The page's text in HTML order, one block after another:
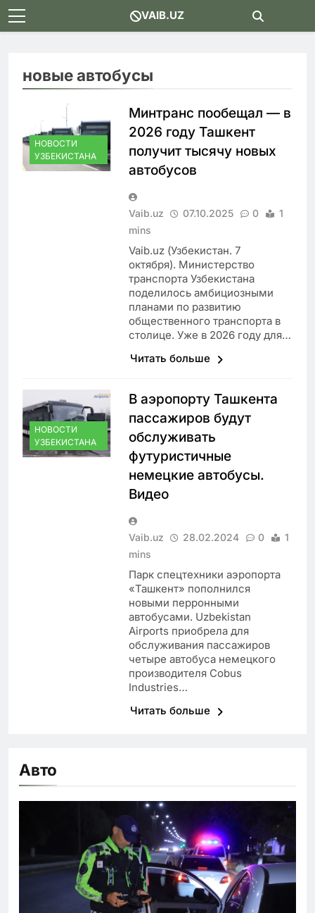
Skip
to
VAIB.UZ
новые автобусы
НОВОСТИ
УЗБЕКИСТАНА
Минтранс пообещал — в
2026 году Ташкент
получит тысячу новых
автобусов
Vaib.uz 07.10.2025 0
1
mins
Vaib.uz (Узбекистан. 7
октября). Министерство
транспорта Узбекистана
поделилось амбициозными
планами по развитию
общественного транспорта в
столице. Уже в 2026 году для…
Читать больше
НОВОСТИ
УЗБЕКИСТАНА
В аэропорту Ташкента
пассажиров будут
обслуживать
футуристичные
немецкие автобусы.
Видео
Vaib.uz 28.02.2024 0
1
mins
Парк спецтехники аэропорта
«Ташкент» пополнился
новыми перронными
автобусами. Uzbekistan
Airports приобрела для
обслуживания пассажиров
четыре автобуса немецкого
производителя Cobus
Industries…
Читать больше
Авто